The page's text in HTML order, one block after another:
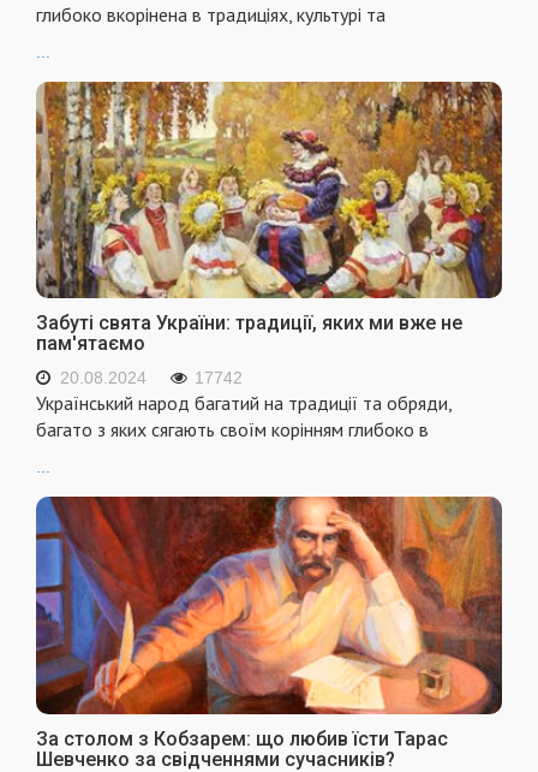
глибоко вкорінена в традиціях, культурі та
Забуті свята України: традиції, яких ми вже не
пам'ятаємо
20.08.2024 17742
Український народ багатий на традиції та обряди,
багато з яких сягають своїм корінням глибоко в
За столом з Кобзарем: що любив їсти Тарас
Шевченко за свідченнями сучасників?